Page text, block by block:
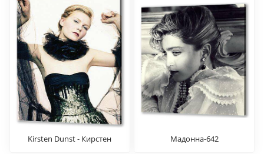
Kirsten Dunst - Кирстен
Мадонна-642